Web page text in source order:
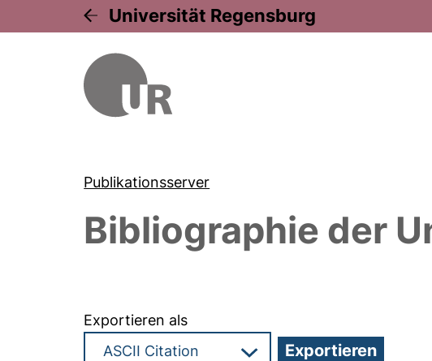
Universität Regensburg
Publikationsserver
Bibliographie der
Exportieren als